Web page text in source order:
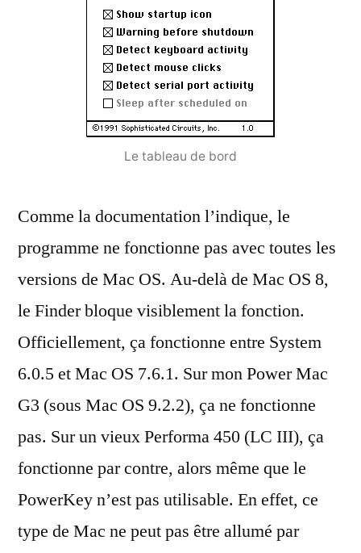
Le tableau de bord
Comme la documentation l’indique, le
programme ne fonctionne pas avec toutes les
versions de Mac OS. Au-delà de Mac OS 8,
le Finder bloque visiblement la fonction.
Officiellement, ça fonctionne entre System
6.0.5 et Mac OS 7.6.1. Sur mon Power Mac
G3 (sous Mac OS 9.2.2), ça ne fonctionne
pas. Sur un vieux Performa 450 (LC III), ça
fonctionne par contre, alors même que le
PowerKey n’est pas utilisable. En effet, ce
type de Mac ne peut pas être allumé par